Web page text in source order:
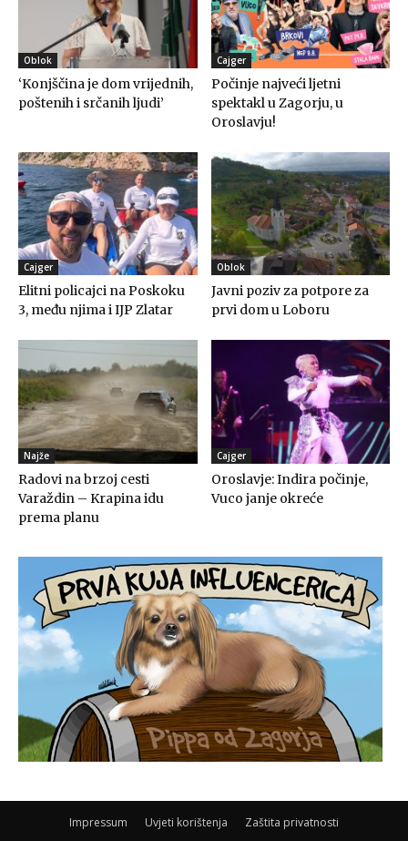
Oblok
‘Konjščina je dom vrijednih,
poštenih i srčanih ljudi’
Cajger
Počinje najveći ljetni
spektakl u Zagorju, u
Oroslavju!
Cajger
Elitni policajci na Poskoku
3, među njima i IJP Zlatar
Oblok
Javni poziv za potpore za
prvi dom u Loboru
Najže
Radovi na brzoj cesti
Varaždin – Krapina idu
prema planu
Cajger
Oroslavje: Indira počinje,
Vuco janje okreće
Impressum Uvjeti korištenja Zaštita privatnosti